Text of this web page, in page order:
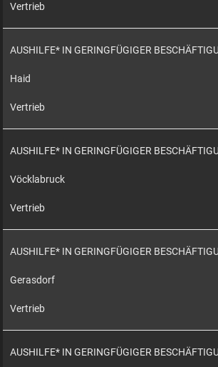
Vertrieb
AUSHILFE* IN GERINGFÜGIGER
Haid
Vertrieb
AUSHILFE* IN GERINGFÜGIGER
Vöcklabruck
Vertrieb
AUSHILFE* IN GERINGFÜGIGER
Gerasdorf
Vertrieb
AUSHILFE* IN GERINGFÜGIGER